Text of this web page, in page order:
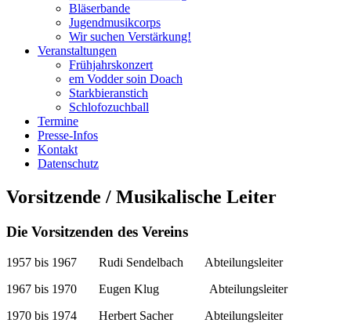
Bläserbande
Jugendmusikcorps
Wir suchen Verstärkung!
Veranstaltungen
Frühjahrskonzert
em Vodder soin Doach
Starkbieranstich
Schlofozuchball
Termine
Presse-Infos
Kontakt
Datenschutz
Vorsitzende / Musikalische Leiter
Die Vorsitzenden des Vereins
1957 bis 1967 Rudi Sendelbach Abteilungsleiter
1967 bis 1970 Eugen Klug Abteilungsleiter
1970 bis 1974 Herbert Sacher Abteilungsleiter